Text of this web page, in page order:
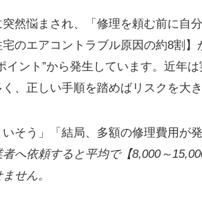
然悩まされ、「修理を頼む前に自
のエアコントラブル原因の約8割
イント”から発生しています。近年
、正しい手順を踏めばリスクを大
そう」「結局、多額の修理費用が
者へ依頼すると平均で【8,000～
せん。